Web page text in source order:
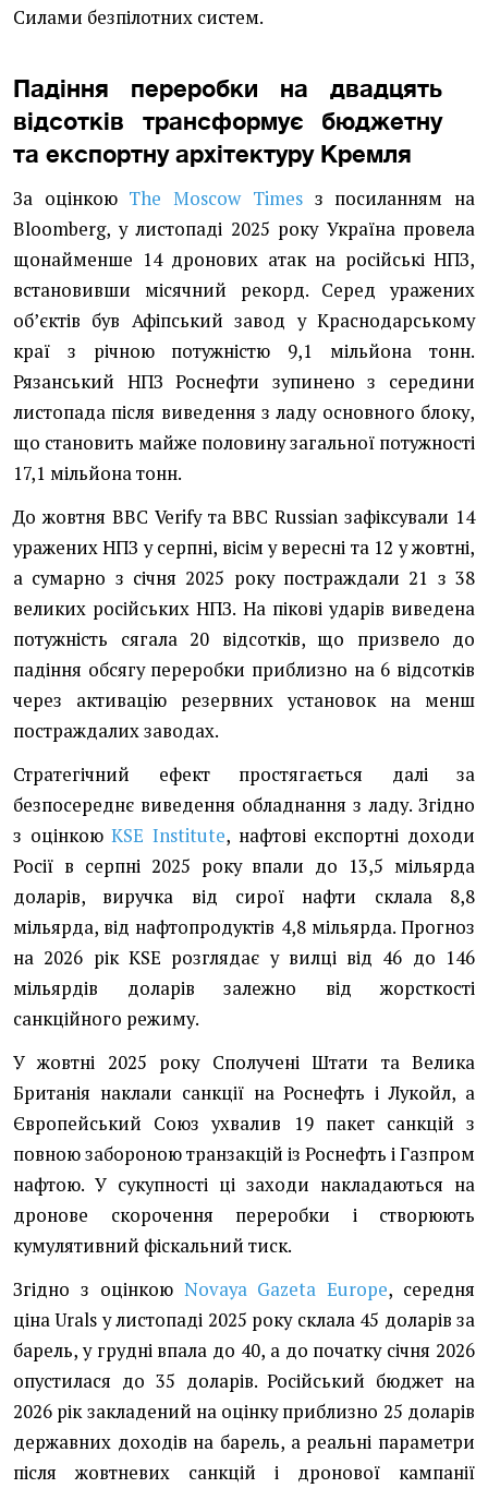
Силами безпілотних систем.
Падіння переробки на двадцять
відсотків трансформує бюджетну
та експортну архітектуру Кремля
За оцінкою The Moscow Timesз посиланням на
Bloomberg, у листопаді 2025 року Україна провела
щонайменше 14 дронових атак на російські НПЗ,
встановивши місячний рекорд. Серед уражених
обʼєктів був Афіпський завод у Краснодарському
краї з річною потужністю 9,1 мільйона тонн.
Рязанський НПЗ Роснефти зупинено з середини
листопада після виведення з ладу основного блоку,
що становить майже половину загальної потужності
17,1 мільйона тонн.
До жовтня BBC Verify та BBC Russian зафіксували 14
уражених НПЗ у серпні, вісім у вересні та 12 у жовтні,
а сумарно з січня 2025 року постраждали 21 з 38
великих російських НПЗ. На пікові ударів виведена
потужність сягала 20 відсотків, що призвело до
падіння обсягу переробки приблизно на 6 відсотків
через активацію резервних установок на менш
постраждалих заводах.
Стратегічний ефект простягається далі за
безпосереднє виведення обладнання з ладу. Згідно
з оцінкоюKSE Institute, нафтові експортні доходи
Росії в серпні 2025 року впали до 13,5 мільярда
доларів, виручка від сирої нафти склала 8,8
мільярда, від нафтопродуктів 4,8 мільярда. Прогноз
на 2026 рік KSE розглядає у вилці від 46 до 146
мільярдів доларів залежно від жорсткості
санкційного режиму.
У жовтні 2025 року Сполучені Штати та Велика
Британія наклали санкції на Роснефть і Лукойл, а
Європейський Союз ухвалив 19 пакет санкцій з
повною забороною транзакцій із Роснефть і Газпром
нафтою. У сукупності ці заходи накладаються на
дронове скорочення переробки і створюють
кумулятивний фіскальний тиск.
Згідно з оцінкою Novaya Gazeta Europe, середня
ціна Urals у листопаді 2025 року склала 45 доларів за
барель, у грудні впала до 40, а до початку січня 2026
опустилася до 35 доларів. Російський бюджет на
2026 рік закладений на оцінку приблизно 25 доларів
державних доходів на барель, а реальні параметри
після жовтневих санкцій і дронової кампанії